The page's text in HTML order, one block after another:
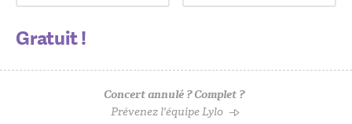
Gratuit !
Concert annulé ? Complet ?
Prévenez l'équipe Lylo